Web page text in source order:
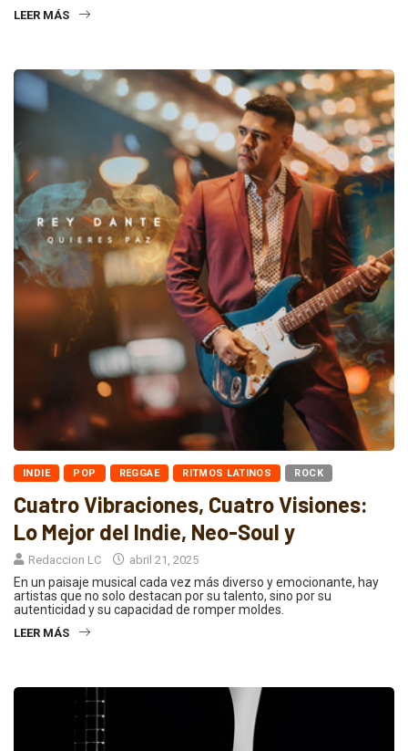
LEER MÁS
INDIE POP REGGAE RITMOS LATINOS ROCK
Cuatro Vibraciones, Cuatro Visiones:
Lo Mejor del Indie, Neo-Soul y
Redaccion LC abril 21, 2025
En un paisaje musical cada vez más diverso y emocionante, hay
artistas que no solo destacan por su talento, sino por su
autenticidad y su capacidad de romper moldes.
LEER MÁS